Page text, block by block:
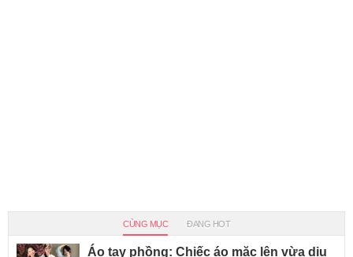
CÙNG MỤC ĐANG HOT
Áo tay phồng: Chiếc áo mặc lên vừa dịu